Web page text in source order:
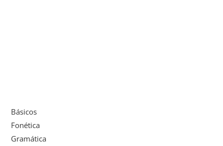
Básicos
Fonética
Gramática